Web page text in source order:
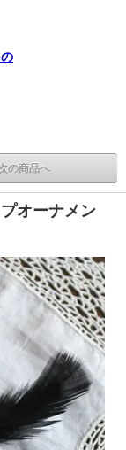
の商品へ
オーナメン